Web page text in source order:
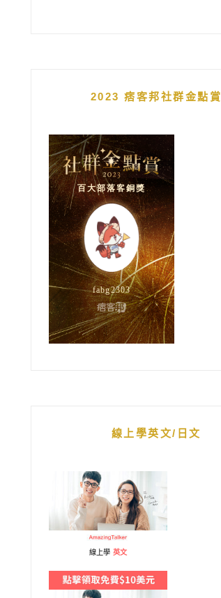
2023 痞客邦社群金點賞
線上學英文/日文
線上學 英文